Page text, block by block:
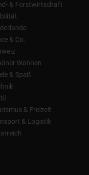
& Forstwirtschaft
& Co.
Wohnen
& Spaß
& Freizeit
& Logistik